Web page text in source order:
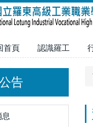
首頁 認識羅工
告